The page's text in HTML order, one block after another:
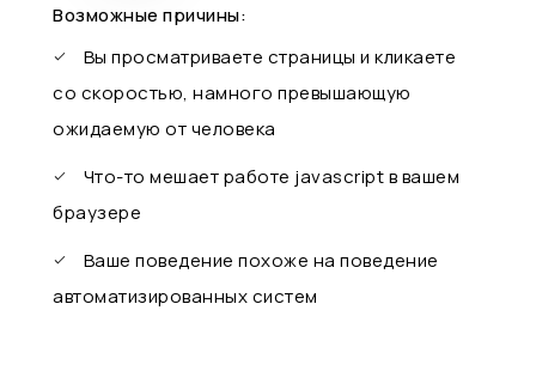
Возможные причины:
Вы просматриваете страницы и кликаете
со скоростью, намного превышающую
ожидаемую от человека
Что-то мешает работе javascript в вашем
браузере
Ваше поведение похоже на поведение
автоматизированных систем